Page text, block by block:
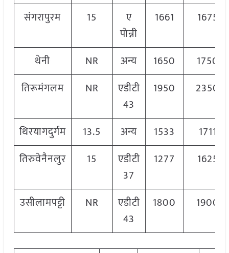
संगरापुरम
15
ए
पोन्नी
1661 1675
थेनी NR अन्य 1650
1750
तिरूमंगलम
NR
एडीटी
43
1950 2350
थिरयागदुर्गम 13.5 अन्य 1533
1711
तिरुवेनैनलुर
15
एडीटी
37
1277 1625
उसीलामपट्टी NR
एडीटी
43
1800 1900